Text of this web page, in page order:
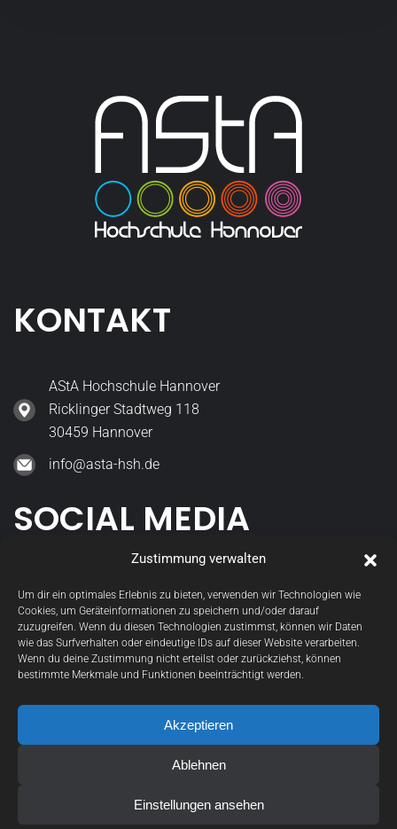
Zustimmung verwalten
Um dir ein optimales Erlebnis zu bieten, verwenden wir Technologien wie
Cookies, um Geräteinformationen zu speichern und/oder darauf
zuzugreifen. Wenn du diesen Technologien zustimmst, können wir Daten
wie das Surfverhalten oder eindeutige IDs auf dieser Website verarbeiten.
Wenn du deine Zustimmung nicht erteilst oder zurückziehst, können
bestimmte Merkmale und Funktionen beeinträchtigt werden.
Akzeptieren
Ablehnen
Einstellungen ansehen
KONTAKT
AStA Hochschule Hannover
Ricklinger Stadtweg 118
30459 Hannover
info@asta-hsh.de
SOCIAL MEDIA
StudGremien
Datenschutzerklärung
Impressum